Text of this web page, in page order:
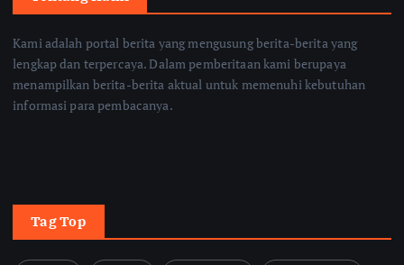
Kami adalah portal berita yang mengusung berita-berita yang
lengkap dan terpercaya. Dalam pemberitaan kami berupaya
menampilkan berita-berita aktual untuk memenuhi kebutuhan
informasi para pembacanya.
Tag Top